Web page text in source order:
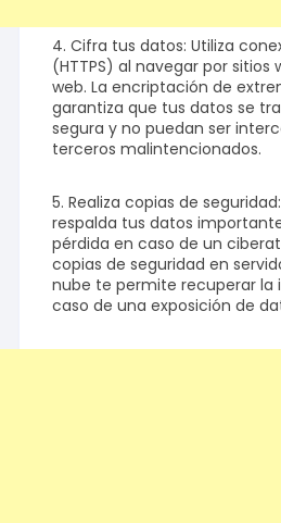
4. Cifra tus datos: Utiliza
(HTTPS) al navegar por sitios
web. La encriptación de
garantiza que tus datos se
segura y no puedan ser
terceros malintencionados.
5. Realiza copias de
respalda tus datos
pérdida en caso de un
copias de seguridad en
nube te permite recuperar la
caso de una exposición de